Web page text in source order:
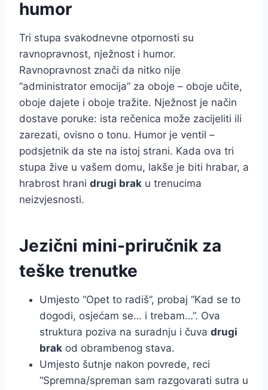
humor
Tri stupa svakodnevne otpornosti su
ravnopravnost, nježnost i humor.
Ravnopravnost znači da nitko nije
“administrator emocija” za oboje – oboje učite,
oboje dajete i oboje tražite. Nježnost je način
dostave poruke: ista rečenica može zacijeliti ili
zarezati, ovisno o tonu. Humor je ventil –
podsjetnik da ste na istoj strani. Kada ova tri
stupa žive u vašem domu, lakše je biti hrabar, a
hrabrost hrani drugi brak u trenucima
neizvjesnosti.
Jezični mini-priručnik za
teške trenutke
Umjesto “Opet to radiš”, probaj “Kad se to
dogodi, osjećam se… i trebam…”. Ova
struktura poziva na suradnju i čuva drugi
brak od obrambenog stava.
Umjesto šutnje nakon povrede, reci
“Spremna/spreman sam razgovarati sutra u